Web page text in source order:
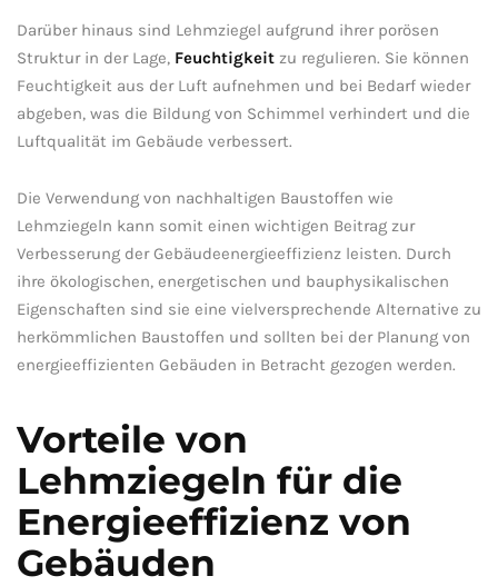
Darüber hinaus sind ‍Lehmziegel aufgrund ihrer porösen
Struktur in der Lage, Feuchtigkeit ⁣zu regulieren. Sie können
Feuchtigkeit aus der ⁢Luft aufnehmen ⁤und bei Bedarf wieder
abgeben, was die Bildung von Schimmel verhindert und die
Luftqualität im Gebäude verbessert.
Die Verwendung von nachhaltigen Baustoffen wie
Lehmziegeln⁢ kann ‍somit einen wichtigen Beitrag ‍zur
Verbesserung der Gebäudeenergieeffizienz⁣ leisten. Durch
ihre ökologischen, energetischen und ​bauphysikalischen
Eigenschaften sind sie eine⁤ vielversprechende ‍Alternative zu
herkömmlichen Baustoffen und sollten bei der Planung von
‌energieeffizienten Gebäuden in Betracht ⁤gezogen ⁣werden.
Vorteile von
Lehmziegeln für die​
Energieeffizienz von
Gebäuden